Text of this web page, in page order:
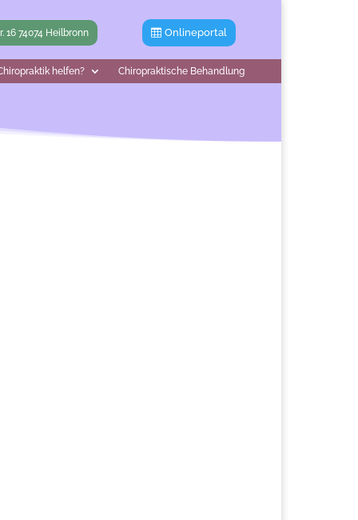
16 74074 Heilbronn Onlineportal
helfen? Chiropraktische Behandlung